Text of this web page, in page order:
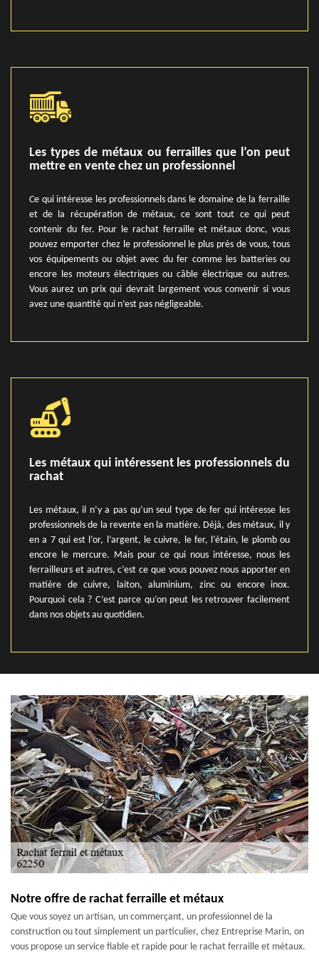
Les types de métaux ou ferrailles que l’on peut
mettre en vente chez un professionnel
Ce qui intéresse les professionnels dans le domaine de la ferraille
et de la récupération de métaux, ce sont tout ce qui peut
contenir du fer. Pour le rachat ferraille et métaux donc, vous
pouvez emporter chez le professionnel le plus près de vous, tous
vos équipements ou objet avec du fer comme les batteries ou
encore les moteurs électriques ou câble électrique ou autres.
Vous aurez un prix qui devrait largement vous convenir si vous
avez une quantité qui n’est pas négligeable.
Les métaux qui intéressent les professionnels du
rachat
Les métaux, il n’y a pas qu’un seul type de fer qui intéresse les
professionnels de la revente en la matière. Déjà, des métaux, il y
en a 7 qui est l’or, l’argent, le cuivre, le fer, l’étain, le plomb ou
encore le mercure. Mais pour ce qui nous intéresse, nous les
ferrailleurs et autres, c’est ce que vous pouvez nous apporter en
matière de cuivre, laiton, aluminium, zinc ou encore inox.
Pourquoi cela ? C’est parce qu’on peut les retrouver facilement
dans nos objets au quotidien.
Notre offre de rachat ferraille et métaux
Que vous soyez un artisan, un commerçant, un professionnel de la
construction ou tout simplement un particulier, chez Entreprise Marin, on
vous propose un service fiable et rapide pour le rachat ferraille et métaux.